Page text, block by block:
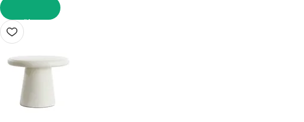
DO KOŠÍKA